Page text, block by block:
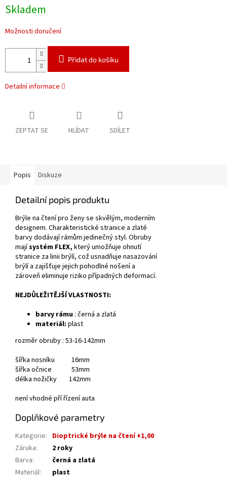
cena:
Skladem
Možnosti doručení
Přidat do košíku
Detailní informace
ZEPTAT SE HLÍDAT SDÍLET
Popis Diskuze
Detailní popis produktu
Brýle na čtení pro ženy se skvělým, moderním
designem. Charakteristické stranice a zlaté
barvy dodávají rámům jedinečný styl. Obruby
majísystém FLEX, který umožňuje ohnutí
stranice za linii brýlí, což usnadňuje nasazování
brýlí a zajišťuje jejich pohodlné nošení a
zároveň eliminuje riziko případných deformací.
NEJDŮLEŽITĚJŠÍ VLASTNOSTI:
barvy rámu : černá a zlatá
materiál: plast
rozměr obruby : 53-16-142mm
šířka nosníku 16mm
šířka očnice 53mm
délka nožičky 142mm
není vhodné pří řízení auta
Doplňkové parametry
Kategorie: Dioptrické brýle na čtení +1,00
Záruka:
2 roky
Barva:
černá a zlatá
Materiál:
plast